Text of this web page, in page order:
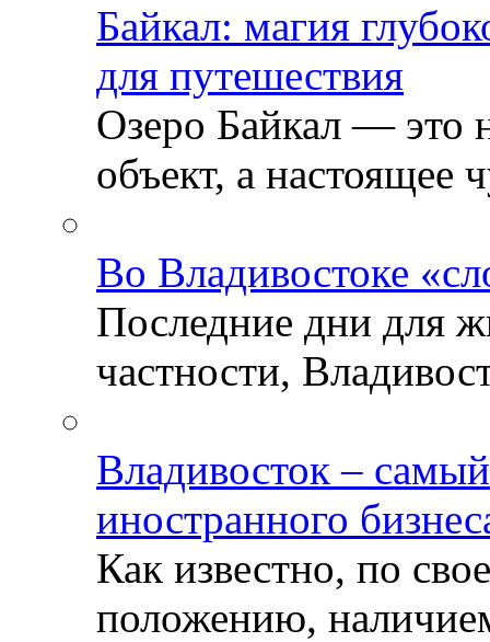
Байкал: магия
для путешествия
Озеро Байкал — это
объект, а настоящее
Во Владивостоке
Последние дни для
частности,
Владивосток –
иностранного
Как известно, по
положению,